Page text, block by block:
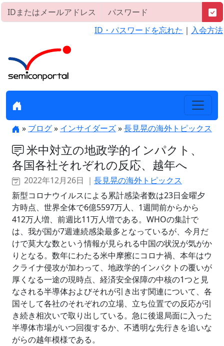
ID・パスワードを忘れた ｜ 入会方法
» ブログ» インサイダーズ»長見晃の海外トピックス
米中対立の地政学的インパクト、
各国各社それぞれの反応、越年へ
2022年12月26日 ｜ 長見晃の海外トピックス
新型コロナウイルスによる累計感染者数は23日金曜夕
方時点、世界全体で6億5597万人、1週間前からから
412万人増、前週比11万人増である。WHOの集計で
は、我が国が7週連続感染最多となっているが、今月だ
けで莫大な数という情報が見られる中国の状況が気がか
りとなる。数年にわたる米中摩擦にコロナ禍、本年はウ
クライナ侵攻が加わって、地政学的インパクトの覆いが
厚くなる一途の現時点、経済安全保障の中核の1つと見
なされる半導体およびそれが引き出す関連について、各
国そして各社のそれぞれの立場、立ち位置での反応が引
き続き相次いで取り出している。急に後退局面に入った
半導体市場がいつ回復するか、不透明な先行きを追いな
がらの越年模様である。